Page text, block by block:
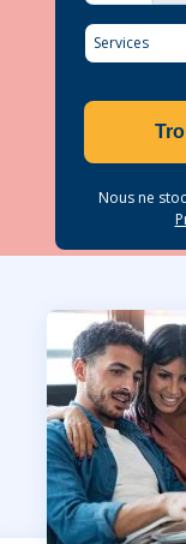
Services
Nous ne